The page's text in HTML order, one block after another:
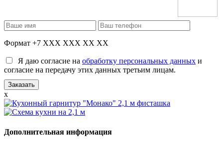
Формат +7 XXX XXX XX XX
Я даю согласие на обработку персональных данных и
согласие на передачу этих данных третьим лицам.
x
Дополнительная информация